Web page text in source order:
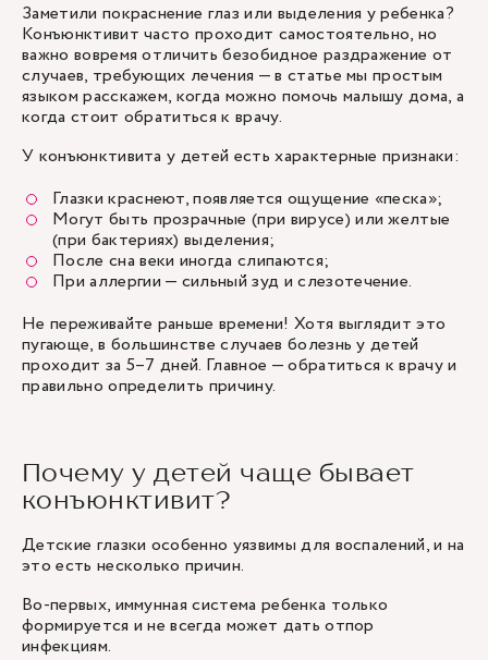
Заметили покраснение глаз или выделения у ребенка?
Конъюнктивит часто проходит самостоятельно, но
важно вовремя отличить безобидное раздражение от
случаев, требующих лечения — в статье мы простым
языком расскажем, когда можно помочь малышу дома, а
когда стоит обратиться к врачу.
У конъюнктивита у детей есть характерные признаки:
Глазки краснеют, появляется ощущение «песка»;
Могут быть прозрачные (при вирусе) или желтые
(при бактериях) выделения;
После сна веки иногда слипаются;
При аллергии — сильный зуд и слезотечение.
Не переживайте раньше времени! Хотя выглядит это
пугающе, в большинстве случаев болезнь у детей
проходит за 5–7 дней. Главное — обратиться к врачу и
правильно определить причину.
Почему у детей чаще бывает
конъюнктивит?
Детские глазки особенно уязвимы для воспалений, и на
это есть несколько причин.
Во-первых, иммунная система ребенка только
формируется и не всегда может дать отпор
инфекциям.